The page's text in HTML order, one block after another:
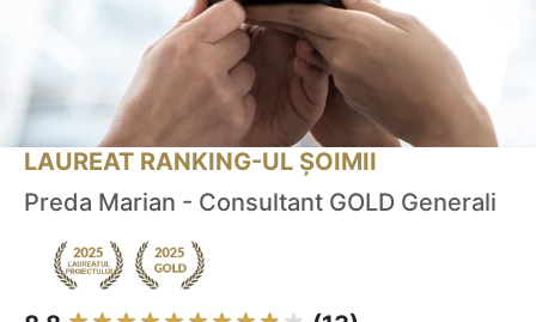
LAUREAT RANKING-UL ȘOIMII
Preda Marian - Consultant GOLD Generali